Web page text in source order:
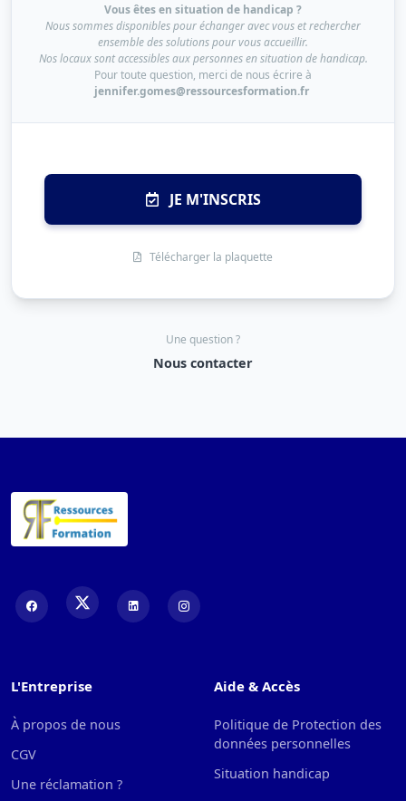
Vous êtes en situation de handicap ?
Nous sommes disponibles pour échanger avec vous et rechercher
ensemble des solutions pour vous accueillir.
Nos locaux sont accessibles aux personnes en situation de handicap.
Pour toute question, merci de nous écrire à
jennifer.gomes@ressourcesformation.fr
JE M'INSCRIS
Télécharger la plaquette
Une question ?
Nous contacter
L'Entreprise
À propos de nous
CGV
Une réclamation ?
Aide & Accès
Politique de Protection des
données personnelles
Situation handicap